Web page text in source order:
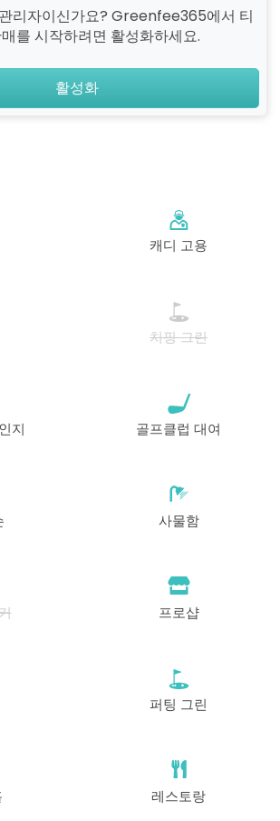
리자이신가요? Greenfee365에서 티
를 시작하려면 활성화하세요.
활성화
캐디 고용
치핑 그린
지 골프클럽 대여
사물함
프로샵
퍼팅 그린
레스토랑